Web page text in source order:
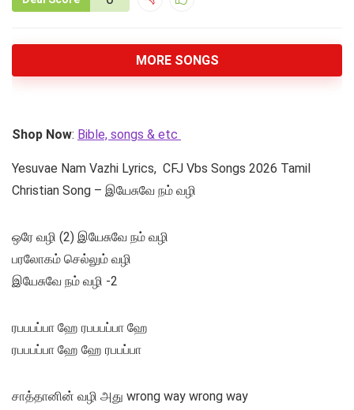
MORE SONGS
Shop Now: Bible, songs & etc
Yesuvae Nam Vazhi Lyrics, CFJ Vbs Songs 2026 Tamil
Christian Song – இயேசுவே நம் வழி
ஒரே வழி (2) இயேசுவே நம் வழி
பரலோகம் செல்லும் வழி
இயேசுவே நம் வழி -2
ரபபபப்பா ஹே ரபபபப்பா ஹே
ரபபபப்பா ஹே ஹே ரபபப்பா
சாத்தானின் வழி அது wrong way wrong way